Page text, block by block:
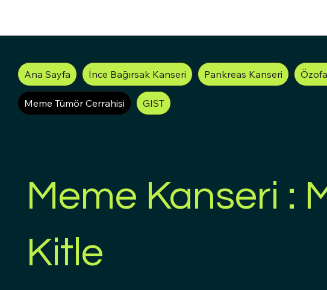
Ana Sayfa İnce Bağırsak Kanseri Pankreas Kanseri
Meme Tümör Cerrahisi GIST
Meme Kanseri :
Kitle